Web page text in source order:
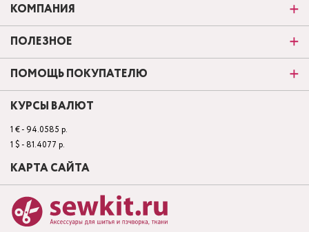
КОМПАНИЯ
ПОЛЕЗНОЕ
ПОМОЩЬ ПОКУПАТЕЛЮ
КУРСЫ ВАЛЮТ
1 € - 94.0585 р.
1 $ - 81.4077 р.
КАРТА САЙТА